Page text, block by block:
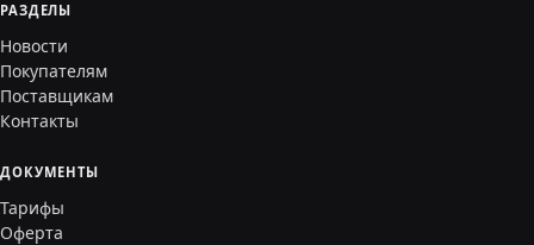
РАЗДЕЛЫ
Новости
Покупателям
Поставщикам
Контакты
ДОКУМЕНТЫ
Тарифы
Оферта